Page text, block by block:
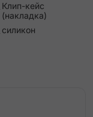
Клип-кейс
(накладка)
силикон